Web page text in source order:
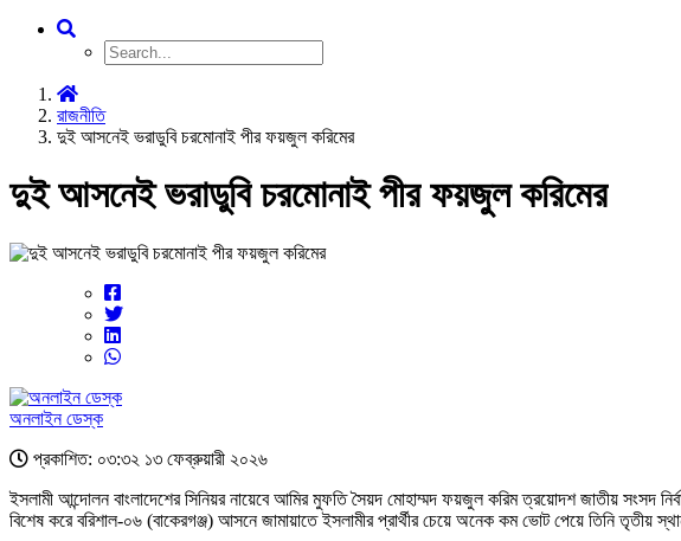
রাজনীতি
দুই আসনেই ভরাডুবি চরমোনাই পীর ফয়জুল করিমের
দুই আসনেই ভরাডুবি চরমোনাই পীর ফয়জুল করিমের
অনলাইন ডেস্ক
প্রকাশিত: ০৩:৩২ ১৩ ফেব্রুয়ারী ২০২৬
ইসলামী আন্দোলন বাংলাদেশের সিনিয়র নায়েবে আমির মুফতি সৈয়দ মোহাম্মদ ফয়জুল করিম ত্রয়োদশ জাতীয় সংসদ
বিশেষ করে বরিশাল-০৬ (বাকেরগঞ্জ) আসনে জামায়াতে ইসলামীর প্রার্থীর চেয়ে অনেক কম ভোট পেয়ে তিনি তৃতীয়